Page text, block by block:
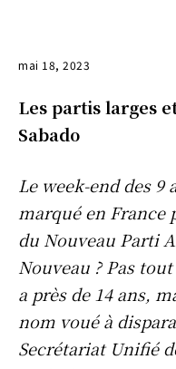
mai 18, 2023
Les partis larges
Sabado
Le week-end des 9
marqué en France
du Nouveau Parti
Nouveau ? Pas
a près de 14 ans,
nom voué à
Secrétariat Unifié